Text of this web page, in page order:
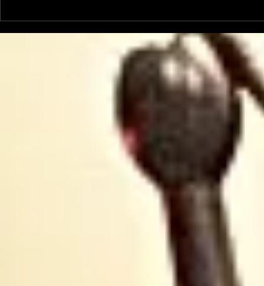
Pyrénéens, une émission
avec Thierry de Noblens
et Marcel Ricordeau
oiseaux